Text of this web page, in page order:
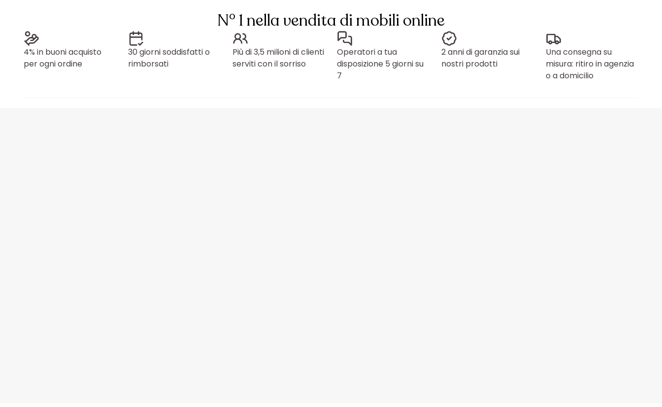
N° 1 nella vendita di mobili online
4% in buoni acquisto
per ogni ordine
30 giorni soddisfatti o
rimborsati
Più di 3,5 milioni di clienti
serviti con il sorriso
Operatori a tua
disposizione 5 giorni su
7
2 anni di garanzia sui
nostri prodotti
Una consegna su
misura: ritiro in agenzia
o a domicilio